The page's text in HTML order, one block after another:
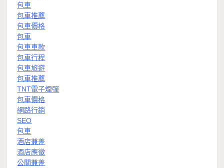
包車
包車推薦
包車價格
包車
包車車款
包車行程
包車旅遊
包車推薦
TNT電子煙彈
包車價格
網路行銷
SEO
包車
酒店兼差
酒店應徵
公關兼差